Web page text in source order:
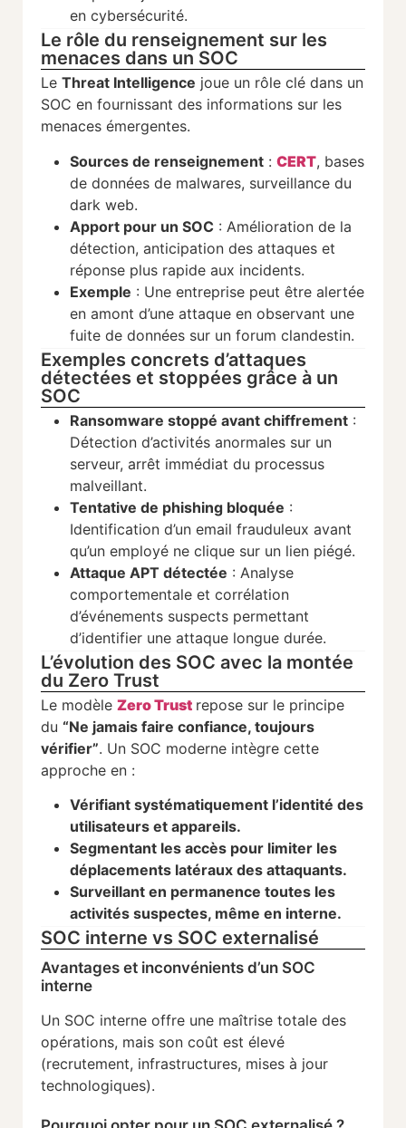
en cybersécurité.
Le rôle du renseignement sur les
menaces dans un SOC
Le Threat Intelligence joue un rôle clé dans un
SOC en fournissant des informations sur les
menaces émergentes.
Sources de renseignement : CERT, bases
de données de malwares, surveillance du
dark web.
Apport pour un SOC : Amélioration de la
détection, anticipation des attaques et
réponse plus rapide aux incidents.
Exemple : Une entreprise peut être alertée
en amont d’une attaque en observant une
fuite de données sur un forum clandestin.
Exemples concrets d’attaques
détectées et stoppées grâce à un
SOC
Ransomware stoppé avant chiffrement :
Détection d’activités anormales sur un
serveur, arrêt immédiat du processus
malveillant.
Tentative de phishing bloquée :
Identification d’un email frauduleux avant
qu’un employé ne clique sur un lien piégé.
Attaque APT détectée : Analyse
comportementale et corrélation
d’événements suspects permettant
d’identifier une attaque longue durée.
L’évolution des SOC avec la montée
du Zero Trust
Le modèle Zero Trust repose sur le principe
du “Ne jamais faire confiance, toujours
vérifier”. Un SOC moderne intègre cette
approche en :
Vérifiant systématiquement l’identité des
utilisateurs et appareils.
Segmentant les accès pour limiter les
déplacements latéraux des attaquants.
Surveillant en permanence toutes les
activités suspectes, même en interne.
SOC interne vs SOC externalisé
Avantages et inconvénients d’un SOC
interne
Un SOC interne offre une maîtrise totale des
opérations, mais son coût est élevé
(recrutement, infrastructures, mises à jour
technologiques).